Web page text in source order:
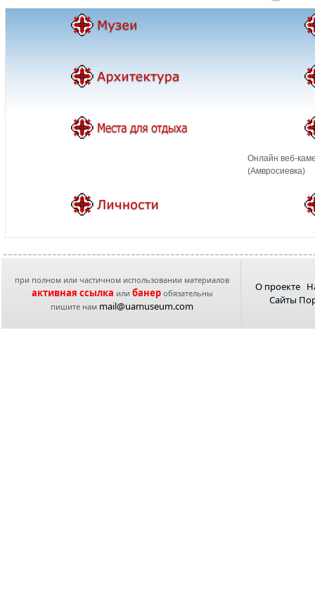
Онлайн веб-
(Амвросиевка)
при полном или частичном использовании материалов
активная ссылка или банеробязательны
пишите нам mail@uamuseum.com
О проекте
Сайты